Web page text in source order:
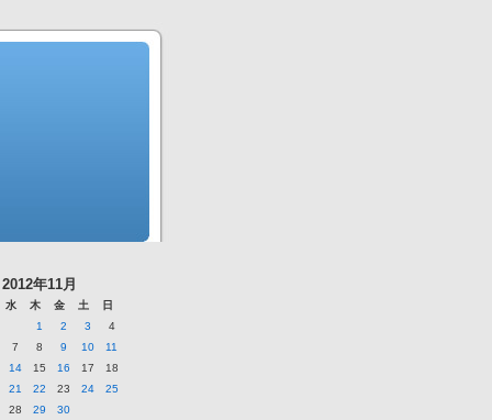
2012年11月
水 木 金 土
日
1
2 3
4
7 8 9 10
11
14 15 16 17
18
21 22 23 24
25
28 29
30